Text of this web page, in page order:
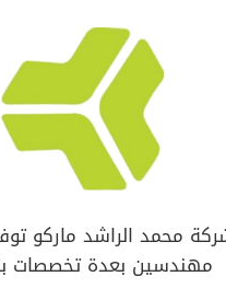
محمد الراشد ماركو
مهندسين بعدة تخصصات